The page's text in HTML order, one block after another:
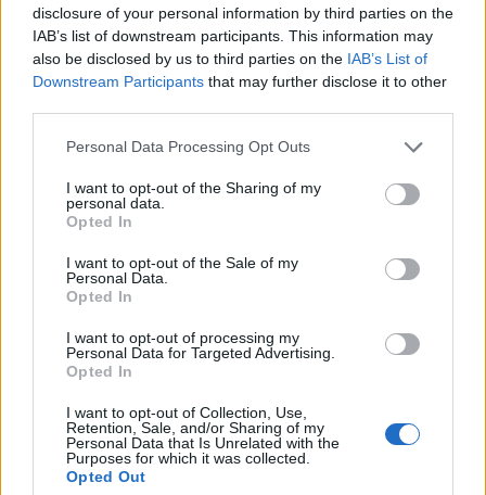
disclosure of your personal information by third parties on the
IAB’s list of downstream participants. This information may
also be disclosed by us to third parties on the IAB’s List of
Downstream Participants that may further disclose it to other
Personal Data Processing Opt Outs
I want to opt-out of the Sharing of my
personal data.
Opted In
I want to opt-out of the Sale of my
Personal Data.
Opted In
I want to opt-out of processing my
Personal Data for Targeted Advertising.
Opted In
I want to opt-out of Collection, Use,
Retention, Sale, and/or Sharing of my
Personal Data that Is Unrelated with the
Purposes for which it was collected.
Opted Out
слабости и недоречености што во иднина треба
да бидат надминати.
Тој посочи дека Уставниот суд преку својата
пракса ја дава содржината на темелните
вредности на уставниот поредок.
– Ако Уставниот суд во кој било случај на кој
социјалната правда или не знам правото на
животна средина, владеење на правото,
е веќе задолжително за сите органи и за
Собранието и за судовите
Тој наведе дека во Уставот постојат и конкретни
„уставни празнини“, посочувајќи го примерот со
т.н. „џебно вето“ на претседателот на државата,
како и можноста за автентични толкувања, кои
според него претставуваат „рецидив од
претходниот систем“.